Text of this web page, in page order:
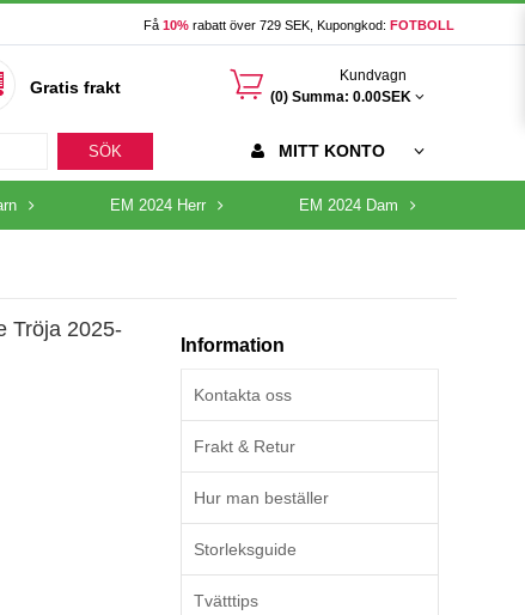
Få 10% rabatt över 729 SEK, Kupongkod: FOTBOLL
Gratis frakt 󰃦
Kundvagn
(0) Summa: 0.00SEK
SÖK MITT KONTO
EM 2024 Herr EM 2024 Dam
Tröja 2025-
Information
Kontakta oss
Frakt & Retur
Hur man beställer
Storleksguide
Tvätttips